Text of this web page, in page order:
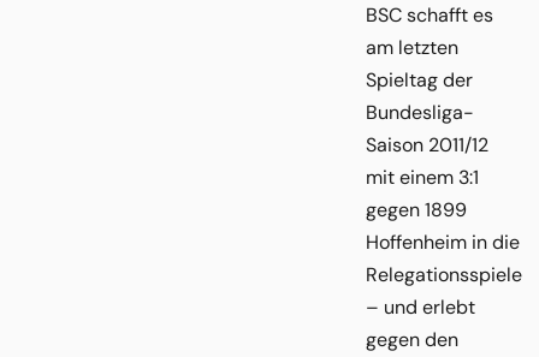
BSC schafft es
am letzten
Spieltag der
Bundesliga-
Saison 2011/12
mit einem 3:1
gegen 1899
Hoffenheim in die
Relegationsspiele
– und erlebt
gegen den